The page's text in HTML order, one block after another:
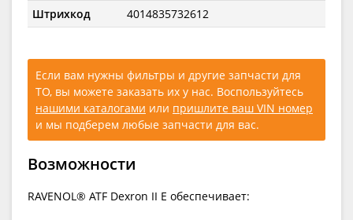
Штрихкод
4014835732612
Если вам нужны фильтры и другие запчасти для
ТО, вы можете заказать их у нас. Воспользуйтесь
нашими каталогами или пришлите ваш VIN номер
и мы подберем любые запчасти для вас.
Возможности
RAVENOL® ATF Dexron II E обеспечивает: